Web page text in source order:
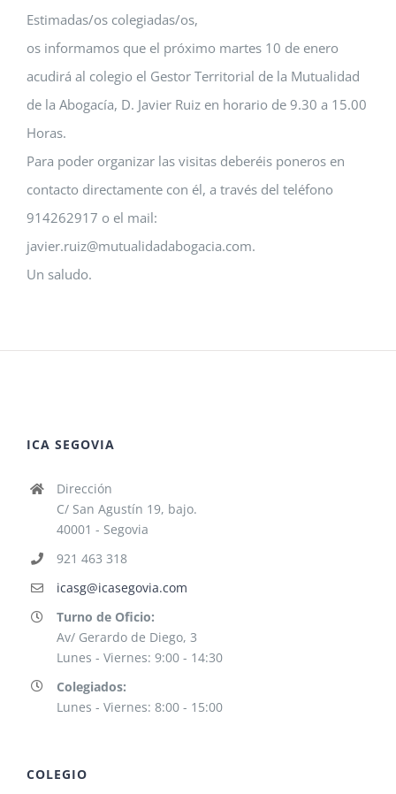
Estimadas/os colegiadas/os,
os informamos que el próximo martes 10 de enero
acudirá al colegio el Gestor Territorial de la Mutualidad
de la Abogacía, D. Javier Ruiz en horario de 9.30 a 15.00
Horas.
Para poder organizar las visitas deberéis poneros en
contacto directamente con él, a través del teléfono
914262917 o el mail:
javier.ruiz@mutualidadabogacia.com.
Un saludo.
ICA SEGOVIA
Dirección
C/ San Agustín 19, bajo.
40001 - Segovia
921 463 318
icasg@icasegovia.com
Turno de Oficio:
Av/ Gerardo de Diego, 3
Lunes - Viernes: 9:00 - 14:30
Colegiados:
Lunes - Viernes: 8:00 - 15:00
COLEGIO